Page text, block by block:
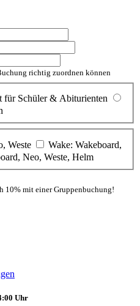
richtig zuordnen können
für Schüler & Abiturienten
Weste
Wake: Wakeboard,
Neo, Weste, Helm
10% mit einer Gruppenbuchung!
Uhr